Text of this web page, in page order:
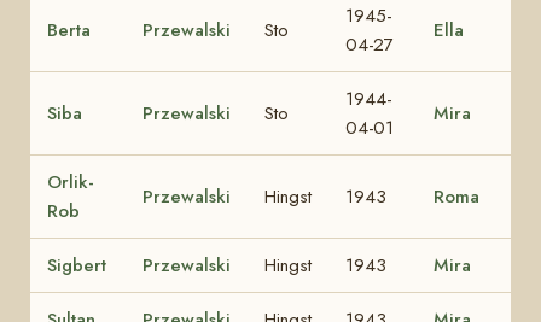
Berta Przewalski Sto
1945-
04-27
Ella
Siba Przewalski Sto
1944-
04-01
Mira
Orlik-
Rob
Przewalski Hingst 1943 Roma
Sigbert Przewalski Hingst 1943 Mira